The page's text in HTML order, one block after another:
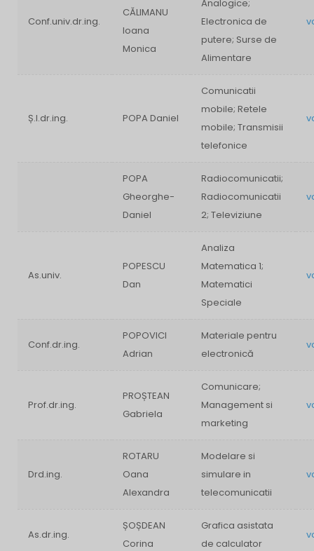
Conf.univ.dr.ing.
CĂLIMANU
Ioana
Monica
Analogice;
Electronica de
putere; Surse de
Alimentare
Ș.l.dr.ing. POPA Daniel
Comunicatii
mobile; Retele
mobile; Transmisii
telefonice
POPA
Gheorghe-
Daniel
Radiocomunicatii;
Radiocomunicatii
2; Televiziune
As.univ.
POPESCU
Dan
Analiza
Matematica 1;
Matematici
Speciale
Conf.dr.ing.
POPOVICI
Adrian
Materiale pentru
electronică
Prof.dr.ing.
PROȘTEAN
Gabriela
Comunicare;
Management si
marketing
Drd.ing.
ROTARU
Oana
Alexandra
Modelare si
simulare in
telecomunicatii
As.dr.ing.
ȘOȘDEAN
Corina
Grafica asistata
de calculator